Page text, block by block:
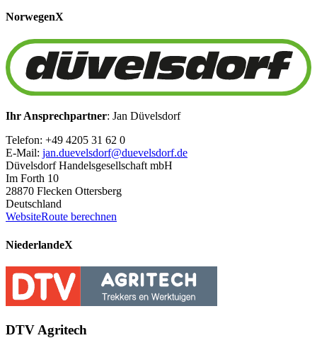
NorwegenX
Ihr Ansprechpartner: Jan Düvelsdorf
Telefon: +49 4205 31 62 0
E-Mail: jan.duevelsdorf@duevelsdorf.de
Düvelsdorf Handelsgesellschaft mbH
Im Forth 10
28870 Flecken Ottersberg
Deutschland
WebsiteRoute berechnen
NiederlandeX
DTV Agritech